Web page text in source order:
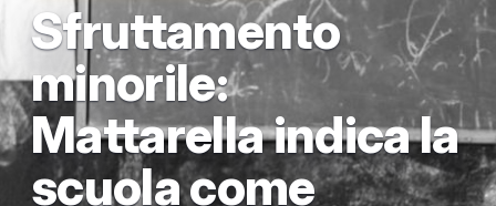
Sfruttamento
minorile:
Mattarella indica la
scuola come